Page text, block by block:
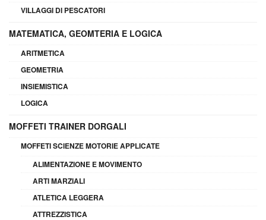
VILLAGGI DI PESCATORI
MATEMATICA, GEOMTERIA E LOGICA
ARITMETICA
GEOMETRIA
INSIEMISTICA
LOGICA
MOFFETI TRAINER DORGALI
MOFFETI SCIENZE MOTORIE APPLICATE
ALIMENTAZIONE E MOVIMENTO
ARTI MARZIALI
ATLETICA LEGGERA
ATTREZZISTICA